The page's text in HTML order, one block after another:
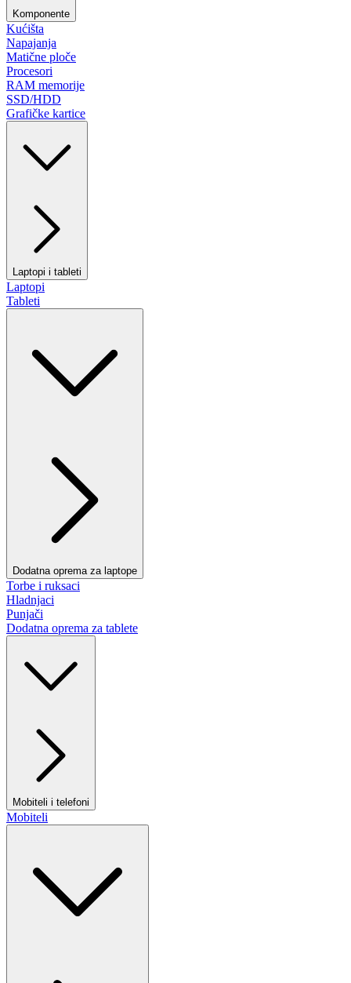
Komponente
Kućišta
Napajanja
Matične ploče
Procesori
RAM memorije
SSD/HDD
Grafičke kartice
Laptopi i tableti
Laptopi
Tableti
Dodatna oprema za laptope
Torbe i ruksaci
Hladnjaci
Punjači
Dodatna oprema za tablete
Mobiteli i telefoni
Mobiteli